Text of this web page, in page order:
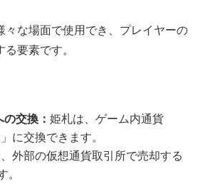
々な場面で使用でき、プレイヤーの
要素です。
交換： 姫札は、ゲーム内通貨
に交換できます。
外部の仮想通貨取引所で売却する
。